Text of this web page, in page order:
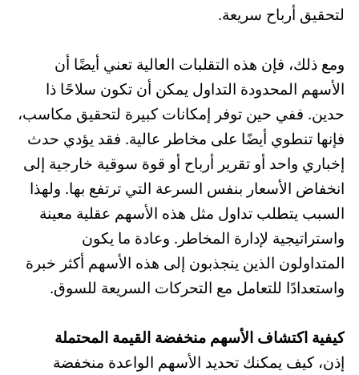
لتحقيق أرباح سريعة.
ومع ذلك، فإن هذه التقلبات العالية تعني أيضًا أن
الأسهم المحدودة التداول يمكن أن تكون سلاحًا ذا
حدين. ففي حين توفر إمكانات كبيرة لتحقيق مكاسب،
فإنها تنطوي أيضًا على مخاطر عالية. فقد يؤدي حدث
إخباري واحد أو تقرير أرباح أو قوة سوقية خارجية إلى
انخفاض الأسعار بنفس السرعة التي ترتفع بها. ولهذا
السبب يتطلب تداول مثل هذه الأسهم عقلية معينة
واستراتيجية لإدارة المخاطر. وعادة ما يكون
المتداولون الذين ينجذبون إلى هذه الأسهم أكثر خبرة
واستعدادًا للتعامل مع التحركات السريعة للسوق.
كيفية اكتشاف الأسهم منخفضة القيمة المحتملة
إذن، كيف يمكنك تحديد الأسهم الواعدة منخفضة